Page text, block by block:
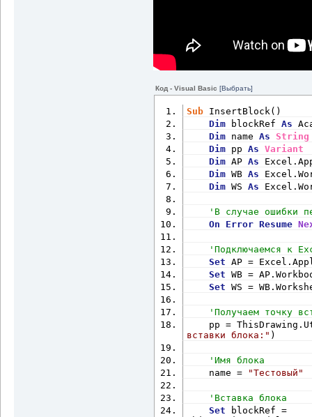
Код - Visual Basic [Выбрать]
Sub InsertBlock()
Dim blockRef As
Dim name As
String
Dim pp As
Variant
Dim AP As
Dim WB As
Dim WS As
'В случае ошибки
On
Error Resume
'Подключаемся к
Set AP =
Set WB =
Set WS =
'Получаем точку
pp =
вставки блока:" )
'Имя блока
name =
"Тестовый"
'Вставка блока
Set blockRef =